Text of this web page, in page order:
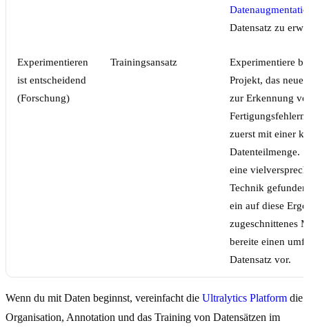
Datensatz zu
Experimentieren
ist entscheidend
(Forschung)
Trainingsansatz
Experimentiere
Projekt, das neue
zur Erkennung
Fertigungsfehlern
zuerst mit einer
Datenteilmenge.
eine
Technik
ein auf diese
zugeschnittenes
bereite einen
Datensatz vor.
Wenn du mit Daten beginnst, vereinfacht die Ultralytics Platform die
Organisation, Annotation und das Training von Datensätzen im